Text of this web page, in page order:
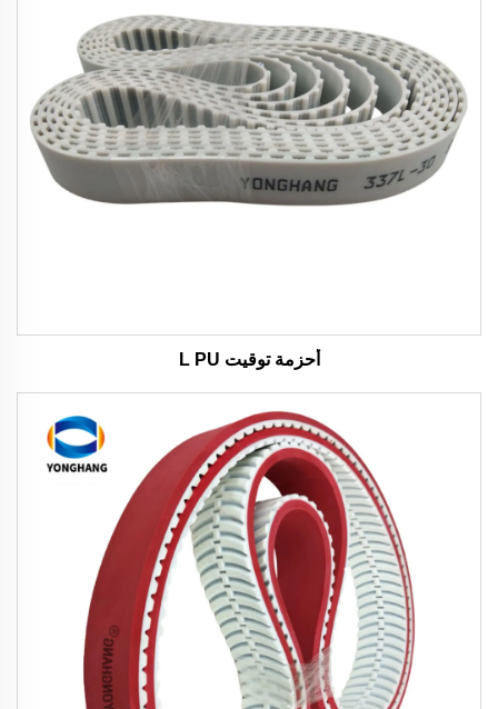
أحزمة توقيت L PU